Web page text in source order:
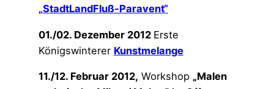
„StadtLandFluß-Paravent“
01./02. Dezember 2012 Erste
Königswinterer Kunstmelange
11./12. Februar 2012, Workshop „Malen